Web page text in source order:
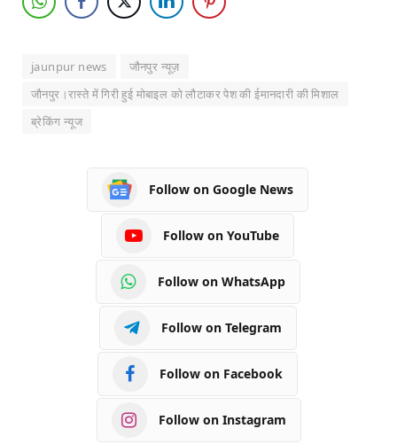
jaunpur news
जौनपुर न्यूज़
जौनपुर।रास्ते में गिरी हुई मोबाइल को लौटाकर पेश की ईमानदारी की मिशाल
ब्रेकिंग न्यूज
Follow on Google News
Follow on YouTube
Follow on WhatsApp
Follow on Telegram
Follow on Facebook
Follow on Instagram